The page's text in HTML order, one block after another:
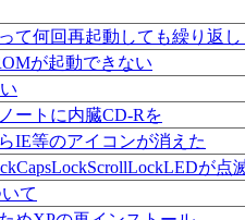
て何回再起動しても繰り返
が起動できない
ートに内臓CD-Rを
IE等のアイコンが消えた
が点
て